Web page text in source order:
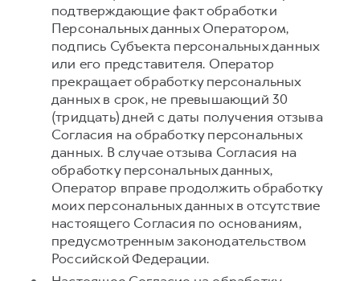
подтверждающие факт обработки
Персональных данных Оператором,
подпись Субъекта персональных данных
или его представителя. Оператор
прекращает обработку персональных
данных в срок, не превышающий 30
(тридцать) дней с даты получения отзыва
Согласия на обработку персональных
данных. В случае отзыва Согласия на
обработку персональных данных,
Оператор вправе продолжить обработку
моих персональных данных в отсутствие
настоящего Согласия по основаниям,
предусмотренным законодательством
Российской Федерации.